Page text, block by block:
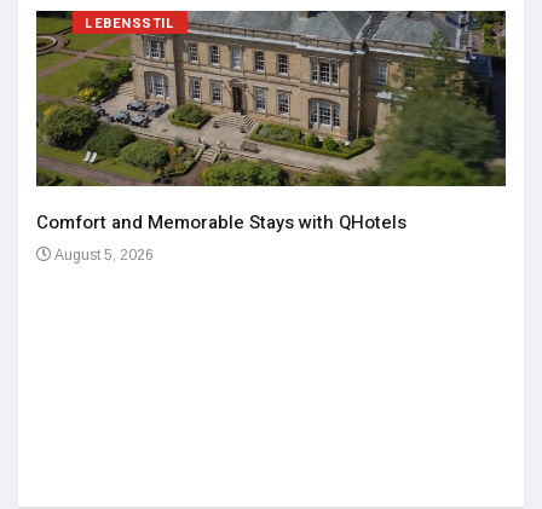
LEBENSSTIL
Comfort and Memorable Stays with QHotels
August 5, 2026